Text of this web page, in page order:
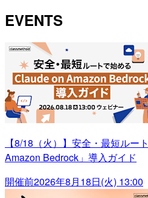
EVENTS
【8/18（火）】安全・最短ルー
Amazon Bedrock」導入ガイド
開催前2026年8月18日(火) 13:00